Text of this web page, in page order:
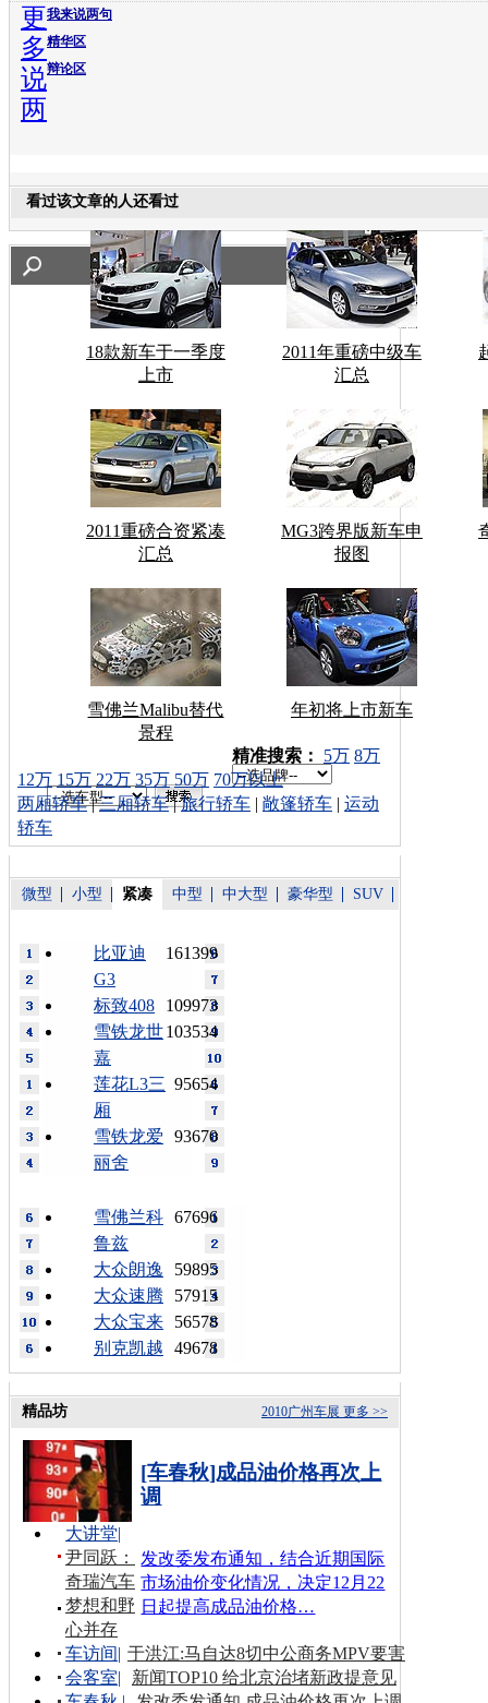
我来说两句
精华区
辩论区
更
多
说
两
看过该文章的人还看过
18款新车于一季度
上市
2011年重磅中级车
汇总
2011重磅合资紧凑
汇总
MG3跨界版新车申
报图
雪佛兰Malibu替代
景程
年初将上市新车
车型搜索：
精准搜索： 5万 8万
12万 15万 22万 35万 50万 70万以上
两厢轿车|三厢轿车|旅行轿车 | 敞篷轿车 | 运动
轿车
微型 小型 紧凑 中型 中大型 豪华型 SUV
161399
比亚迪
G3
109973
标致408
103534
雪铁龙世
嘉
95654
莲花L3三
厢
93670
雪铁龙爱
丽舍
67696
雪佛兰科
鲁兹
59895
大众朗逸
57915
大众速腾
56578
大众宝来
49678
别克凯越
更多 >>
2010广州车展
精品坊
[车春秋]成品油价格再次上
调
发改委发布通知，结合近期国际
市场油价变化情况，决定12月22
日起提高成品油价格…
大讲堂|
尹同跃：
奇瑞汽车
梦想和野
心并存
车访间| 于洪江:马自达8切中公商务MPV要害
会客室|
新闻TOP10 给北京治堵新政提意见